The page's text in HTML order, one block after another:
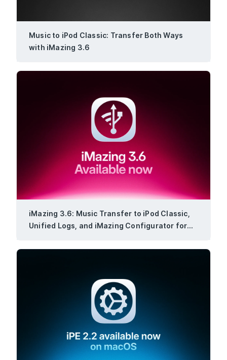
Music to iPod Classic: Transfer Both Ways
with iMazing 3.6
iMazing 3.6: Music Transfer to iPod Classic,
Unified Logs, and iMazing Configurator for